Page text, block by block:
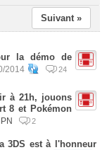
Suivant »
la démo de
2014 24
à 21h, jouons
8 et Pokémon
2
3DS est à l'honneur